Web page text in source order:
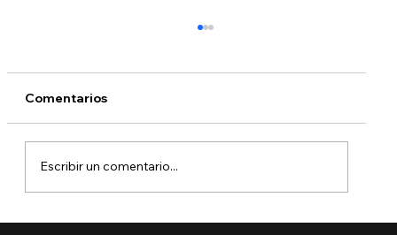
¿Qué está pasando con DACA?
Comentarios
Escribir un comentario...